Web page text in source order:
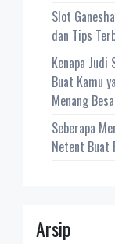
Slot
dan Tips
Kenapa
Buat Kamu
Menang
Seberapa
Netent Buat
Arsip